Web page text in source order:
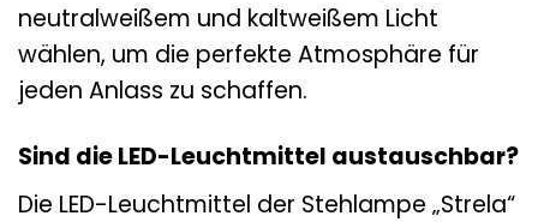
neutralweißem und kaltweißem Licht
wählen, um die perfekte Atmosphäre für
jeden Anlass zu schaffen.
Sind die LED-Leuchtmittel austauschbar?
Die LED-Leuchtmittel der Stehlampe „Strela“